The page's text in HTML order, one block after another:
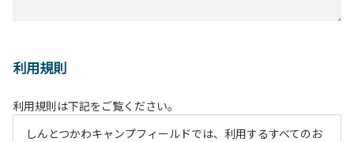
利用規則
利用規則は下記をご覧ください。
しんとつかわキャンプフィールドでは、利用するすべてのお